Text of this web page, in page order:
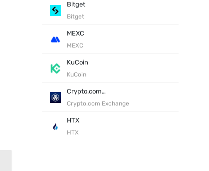
Bitget
Bitget
MEXC
MEXC
KuCoin
KuCoin
Crypto.com Exchange
Crypto.com Exchange
HTX
HTX